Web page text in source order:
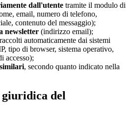
dall'utente tramite il modulo di
email, numero di telefono,
contenuto del messaggio);
newsletter (indirizzo email);
raccolti automaticamente dai sistemi
tipo di browser, sistema operativo,
accesso);
, secondo quanto indicato nella
giuridica del